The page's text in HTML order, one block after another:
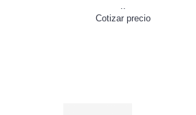
..
Cotizar precio